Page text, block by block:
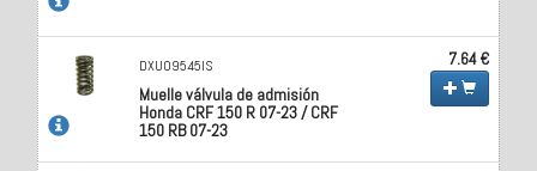
DXU09545IS
Muelle válvula de admisión
Honda CRF 150 R 07-23 / CRF
150 RB 07-23
7.64 €